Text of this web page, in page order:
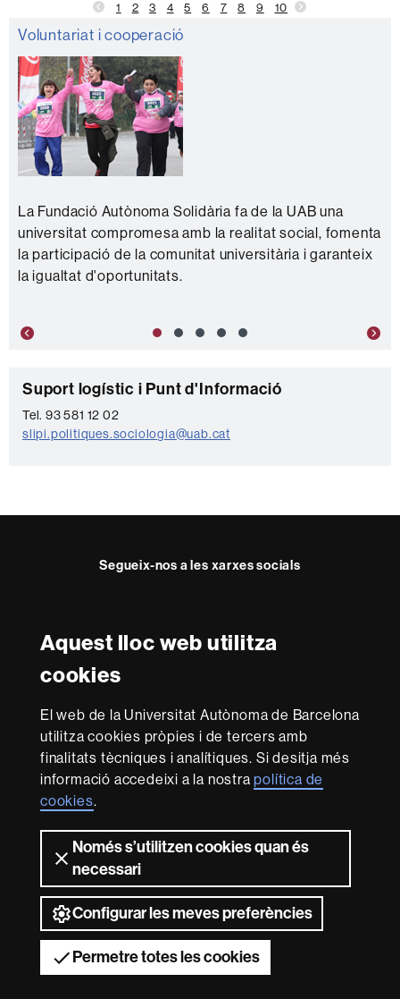
Aquest lloc web utilitza
cookies
El web de la Universitat Autònoma de Barcelona
utilitza cookies pròpies i de tercers amb
finalitats tècniques i analítiques. Si desitja més
informació accedeixi a la nostrapolítica de
cookies.
Només s’utilitzen cookies quan és
necessari
Configurar les meves preferències
Permetre totes les cookies
1 2 3 4 5 6 7 8 9 10
Informació
complementària
Voluntariat i cooperació
La Fundació Autònoma Solidària fa de la UAB una
universitat compromesa amb la realitat social, fomenta
la participació de la comunitat universitària i garanteix
la igualtat d'oportunitats.
C
o
n
c
Suport logístic i Punt d'Informació
Tel. 93 581 12 02
slipi.politiques.sociologia@uab.cat
Segueix-nos a les xarxes socials
Reconeixement internacional de l'excel·lència
in
Research
-
Euraxess
Amb el finançament de
Sobre
aquest
web
Avís legal
web Accessibilitat web Mapa del web UAB
2026 Universitat Autònoma de Barcelona